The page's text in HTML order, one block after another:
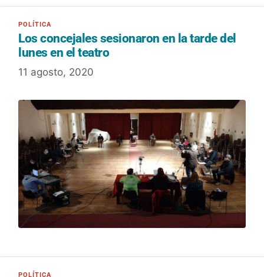
Los concejales sesionaron en la tarde del
lunes en el teatro
11 agosto, 2020